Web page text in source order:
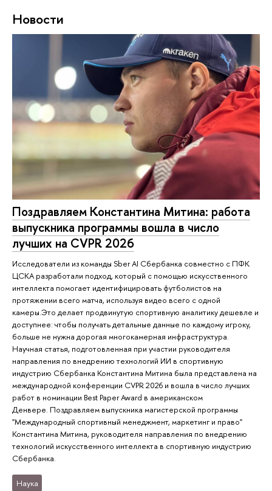
Новости
Поздравляем Константина Митина: работа
выпускника программы вошла в число
лучших на CVPR 2026
Исследователи из команды Sber AI Сбербанка совместно с ПФК
ЦСКА разработали подход, который с помощью искусственного
интеллекта помогает идентифицировать футболистов на
протяжении всего матча, используя видео всего с одной
камеры.Это делает продвинутую спортивную аналитику дешевле и
доступнее: чтобы получать детальные данные по каждому игроку,
больше не нужна дорогая многокамерная инфраструктура.
Научная статья, подготовленная при участии руководителя
направления по внедрению технологий ИИ в спортивную
индустрию Сбербанка Константина Митина была представлена на
международной конференции CVPR 2026 и вошла в число лучших
работ в номинации Best Paper Award в американском
Денвере. Поздравляем выпускника магистерской программы
"Международный спортивный менеджмент, маркетинг и право"
Константина Митина, руководителя направления по внедрению
технологий искусственного интеллекта в спортивную индустрию
Сбербанка.
Наука